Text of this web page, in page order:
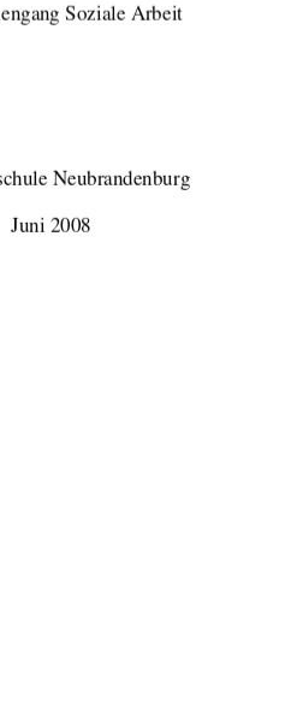
Soziale Arbeit
Neubrandenburg
Juni 2008